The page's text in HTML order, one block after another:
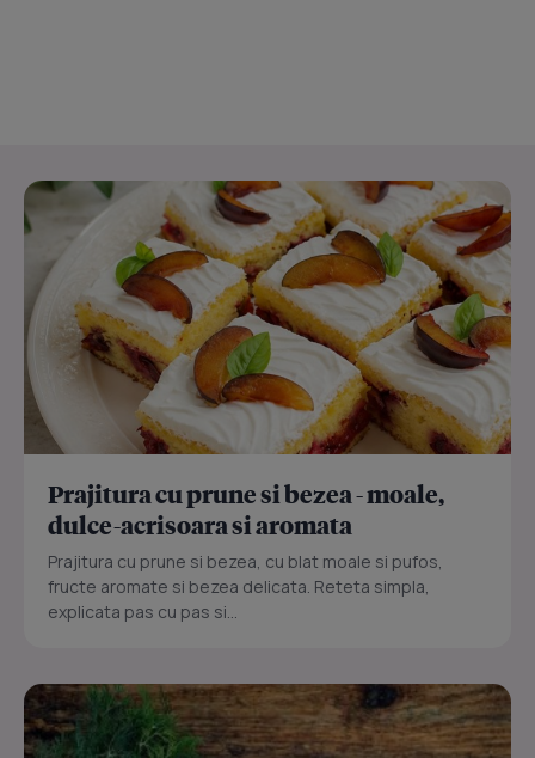
Prajitura cu prune si bezea - moale,
dulce-acrisoara si aromata
Prajitura cu prune si bezea, cu blat moale si pufos,
fructe aromate si bezea delicata. Reteta simpla,
explicata pas cu pas si...